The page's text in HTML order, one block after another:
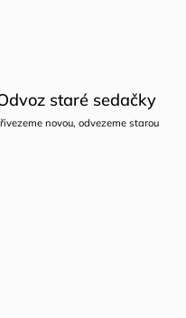
staré sedačky
novou, odvezeme starou